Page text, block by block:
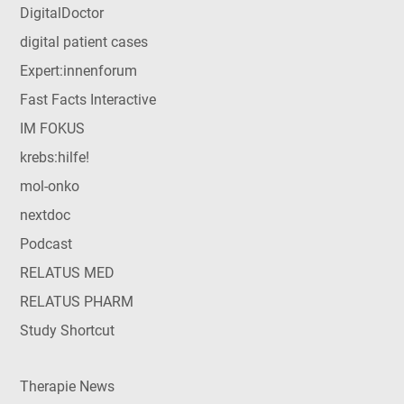
DigitalDoctor
digital patient cases
Expert:innenforum
Fast Facts Interactive
IM FOKUS
krebs:hilfe!
mol-onko
nextdoc
Podcast
RELATUS MED
RELATUS PHARM
Study Shortcut
Therapie News